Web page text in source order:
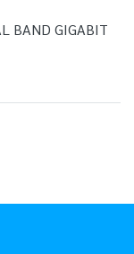
BAND GIGABIT